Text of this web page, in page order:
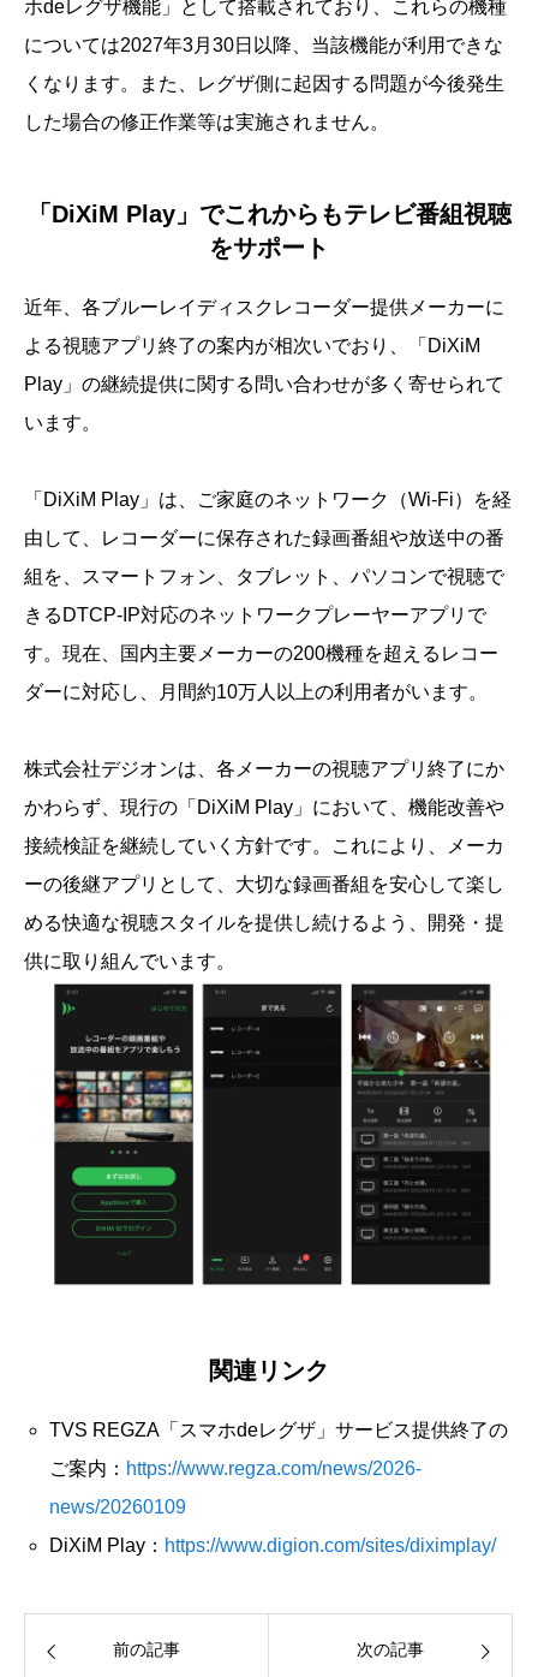
ホdeレグザ機能」として搭載されており、これらの機種
については2027年3月30日以降、当該機能が利用できな
くなります。また、レグザ側に起因する問題が今後発生
した場合の修正作業等は実施されません。
「DiXiM Play」でこれからもテレビ番組視聴
をサポート
近年、各ブルーレイディスクレコーダー提供メーカーに
よる視聴アプリ終了の案内が相次いでおり、「DiXiM
Play」の継続提供に関する問い合わせが多く寄せられて
います。
「DiXiM Play」は、ご家庭のネットワーク（Wi-Fi）を経
由して、レコーダーに保存された録画番組や放送中の番
組を、スマートフォン、タブレット、パソコンで視聴で
きるDTCP-IP対応のネットワークプレーヤーアプリで
す。現在、国内主要メーカーの200機種を超えるレコー
ダーに対応し、月間約10万人以上の利用者がいます。
株式会社デジオンは、各メーカーの視聴アプリ終了にか
かわらず、現行の「DiXiM Play」において、機能改善や
接続検証を継続していく方針です。これにより、メーカ
ーの後継アプリとして、大切な録画番組を安心して楽し
める快適な視聴スタイルを提供し続けるよう、開発・提
供に取り組んでいます。
関連リンク
TVS REGZA「スマホdeレグザ」サービス提供終了の
ご案内： https://www.regza.com/news/2026-
news/20260109
DiXiM Play： https://www.digion.com/sites/diximplay/
前の記事 次の記事